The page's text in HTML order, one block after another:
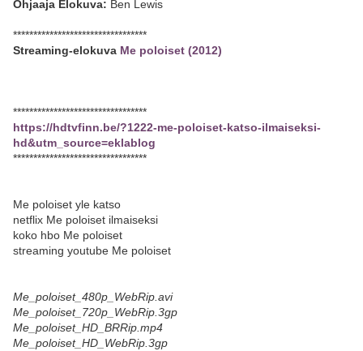
Ohjaaja Elokuva: Ben Lewis
*********************************
Streaming-elokuva Me poloiset (2012)
*********************************
https://hdtvfinn.be/?1222-me-poloiset-katso-ilmaiseksi-
hd&utm_source=eklablog
*********************************
Me poloiset yle katso
netflix Me poloiset ilmaiseksi
koko hbo Me poloiset
streaming youtube Me poloiset
Me_poloiset_480p_WebRip.avi
Me_poloiset_720p_WebRip.3gp
Me_poloiset_HD_BRRip.mp4
Me_poloiset_HD_WebRip.3gp